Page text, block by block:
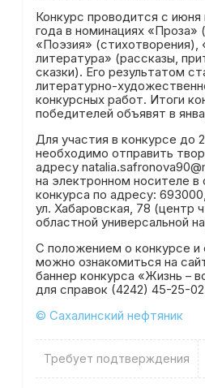
Конкурс проводится с июня
года в номинациях «Проза»
«Поэзия» (стихотворения),
литература» (рассказы,
сказки). Его результатом
литературно-
конкурсных работ. Итоги
победителей объявят в
Для участия в конкурсе до
необходимо отправить
адресу
на электронном носителе в
конкурса по адресу:
ул. Хабаровская, 78 (центр
областной универсальной
С положением о конкурсе и
можно ознакомиться на
баннер конкурса «Жизнь –
для справок (4242) 45-25-
© Сахалинский нефтяник
Требует подтверждения